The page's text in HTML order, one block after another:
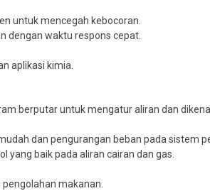
untuk mencegah kebocoran.
dengan waktu respons cepat.
aplikasi kimia.
berputar untuk mengatur aliran dan
dan pengurangan beban pada sistem
yang baik pada aliran cairan dan gas.
makanan.